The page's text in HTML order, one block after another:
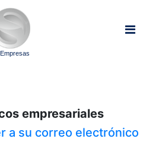
empresariales
a su correo electrónico